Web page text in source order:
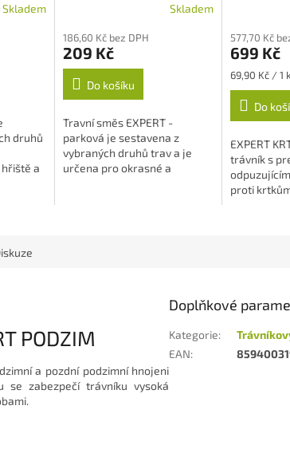
Skladem
druhů
a
Skladem
186,60 Kč bez DPH
209 Kč
Do košíku
Travní směs EXPERT -
parková je sestavena z
vybraných druhů trav a je
určena pro okrasné a
produktu
je
4,8
hvězdiček.
577,70 Kč
699 Kč
Měrná
cena:
69,90 Kč / 1
Do
EXPERT
trávník s
proti
PODZIM
a pozdní podzimní hnojeni
se zabezpečí trávníku vysoká
Doplňkové
Kategorie:
EAN: